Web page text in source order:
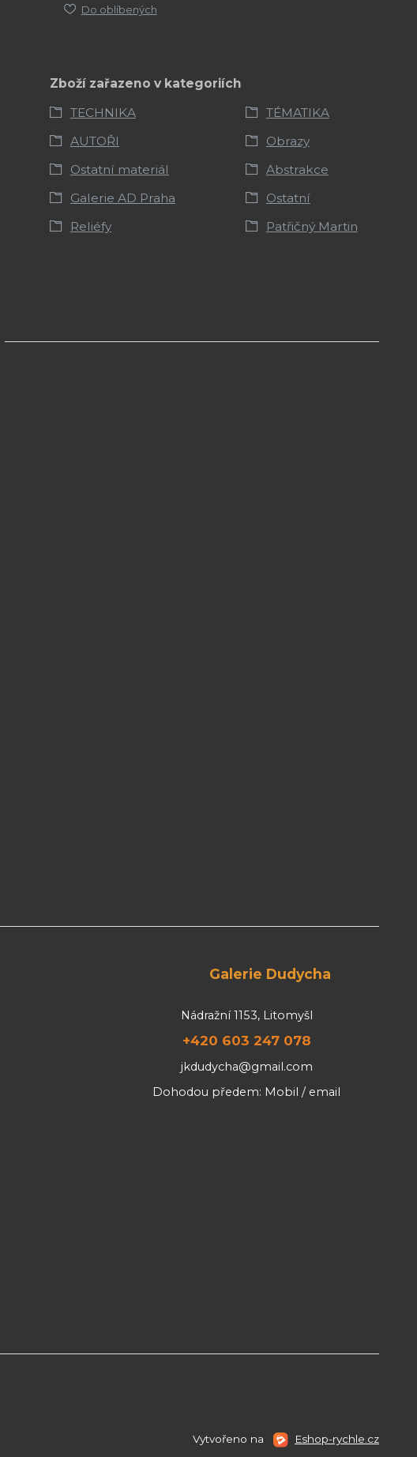
Do oblíbených
Zboží zařazeno v kategoriích
TECHNIKA
TÉMATIKA
AUTOŘI
Obrazy
Ostatní materiál
Abstrakce
Galerie AD Praha
Ostatní
Reliéfy
Patřičný Martin
Galerie Dudycha
Nádražní 1153, Litomyšl
+420 603 247 078
jkdudycha@gmail.com
Dohodou předem: Mobil / email
Vytvořeno na Eshop-rychle.cz